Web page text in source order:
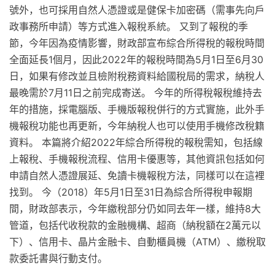
號外，也可採用自然人憑證或是健保卡加密碼（需事先向戶
政事務所申請）等方式進入報稅系統。 又到了報稅的季
節，今年因為疫情影響，財政部宣布綜合所得稅的報稅時間
全面延長1個月，因此2022年的報稅時間為5月1日至6月30
日，如果有修改並且檢附稅務資料給國稅局的需求，納稅人
最晚需於7月11日之前完成寄送。 今年的所得稅報稅維持去
年的措施，採電腦版、手機版報稅併行的方式實施，此外手
機報稅功能也再更新，今年納稅人也可以使用手機修改稅籍
資料。 本篇將介紹2022年綜合所得稅的報稅需知，包括線
上報稅、手機報稅流程、信用卡優惠等，其他資訊包括如何
申請自然人憑證展延、免讀卡機報稅方法，同樣可以在這裡
找到。 今（2018）年5月1日至31日為綜合所得稅申報期
間，財政部表示，今年繳稅部分仍如同去年一樣，維持8大
管道，包括代收稅款的金融機構、超商（納稅額在2萬元以
下）、信用卡、晶片金融卡、自動櫃員機（ATM）、繳稅取
款委託書與行動支付。